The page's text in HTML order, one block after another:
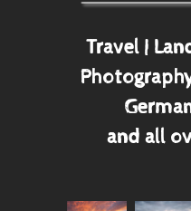
Travel |
and all